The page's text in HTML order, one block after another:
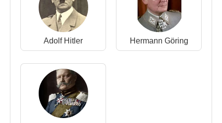
StuG; kundağı motorlu top) geliştirilmesini önerdi.
Bu silahlar, saldırı sırasında piyadeye ağır ateş
desteği sağlayarak tank birliklerini bu lüzumsuz
işten kurtaracaktı. Bu fikrin ürünü olan StuG serisi
ve uygun maliyetli silahı oldu.
1 Ekim 1936 tarihinde terfi ederek Genelkurmay
Başkanı General
Genelkurmay Başkan Vekili (Oberquartermeister I)
Adolf Hitler Hermann Göring